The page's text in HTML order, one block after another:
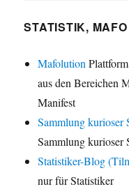
STATISTIK,
Mafolution
aus den Bereichen
Manifest
Sammlung kurioser
Sammlung kurioser
Statistiker-Blog
nur für Statistiker